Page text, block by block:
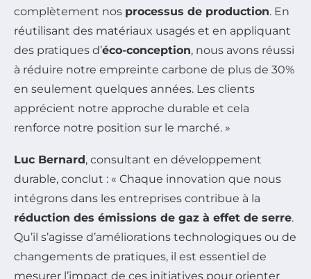
complètement nos processus de production. En
réutilisant des matériaux usagés et en appliquant
des pratiques d’éco-conception, nous avons réussi
à réduire notre empreinte carbone de plus de 30%
en seulement quelques années. Les clients
apprécient notre approche durable et cela
renforce notre position sur le marché. »
Luc Bernard , consultant en développement
durable, conclut : « Chaque innovation que nous
intégrons dans les entreprises contribue à la
réduction des émissions de gaz à effet de serre.
Qu’il s’agisse d’améliorations technologiques ou de
changements de pratiques, il est essentiel de
mesurer l’impact de ces initiatives pour orienter